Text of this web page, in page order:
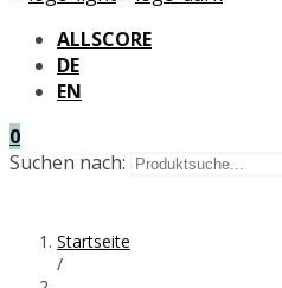
ALLSCORE
DE
EN
0
Suchen nach:
Startseite
/